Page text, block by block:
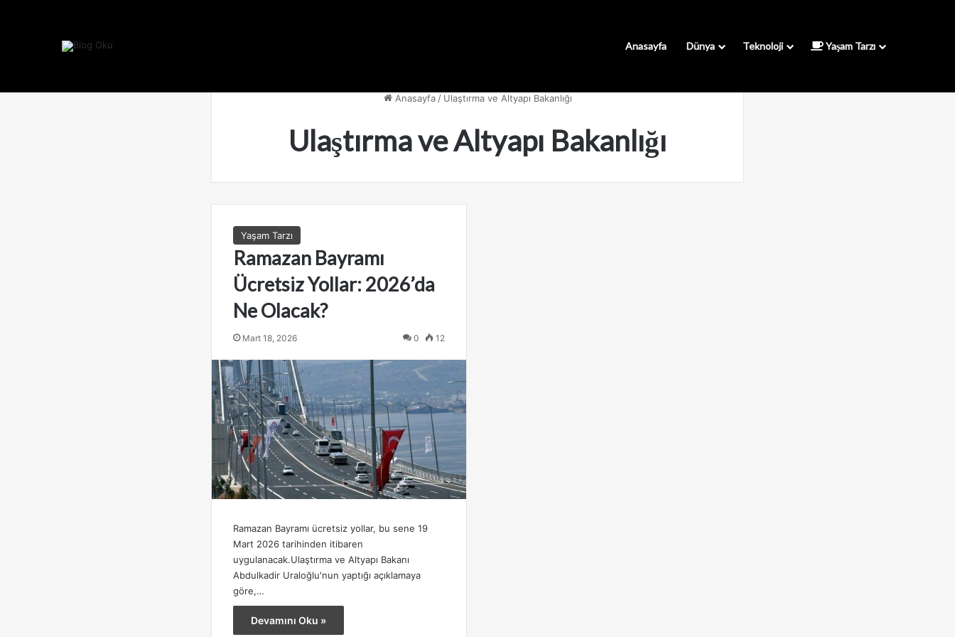
Anasayfa Dünya Teknoloji Yaşam Tarzı
Anasayfa / Ulaştırma ve Altyapı Bakanlığı
Ulaştırma ve Altyapı Bakanlığı
Yaşam Tarzı
Ramazan Bayramı
Ücretsiz Yollar: 2026’da
Ne Olacak?
Mart 18, 2026 0 12
Ramazan Bayramı ücretsiz yollar, bu sene 19
Mart 2026 tarihinden itibaren
uygulanacak.Ulaştırma ve Altyapı Bakanı
Abdulkadir Uraloğlu'nun yaptığı açıklamaya
göre,…
Devamını Oku »